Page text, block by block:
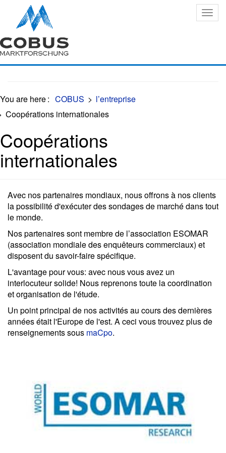
Oops, an error occurred! Code: 2026080907374128a127ec
You are here: COBUS > l’entreprise
Coopérations internationales
Coopérations
internationales
Avec nos partenaires mondiaux, nous offrons à nos clients
la possibilité d'exécuter des sondages de marché dans tout
le monde.
Nos partenaires sont membre de l’association ESOMAR
(association mondiale des enquêteurs commerciaux) et
disposent du savoir-faire spécifique.
L'avantage pour vous: avec nous vous avez un
interlocuteur solide! Nous reprenons toute la coordination
et organisation de l'étude.
Un point principal de nos activités au cours des dernières
années était l'Europe de l'est. A ceci vous trouvez plus de
renseignements sous maCpo.